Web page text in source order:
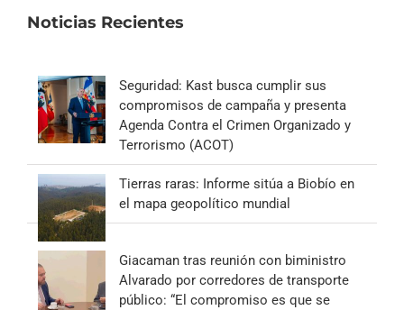
Noticias Recientes
Seguridad: Kast busca cumplir sus
compromisos de campaña y presenta
Agenda Contra el Crimen Organizado y
Terrorismo (ACOT)
Tierras raras: Informe sitúa a Biobío en
el mapa geopolítico mundial
Giacaman tras reunión con biministro
Alvarado por corredores de transporte
público: “El compromiso es que se